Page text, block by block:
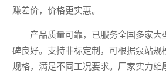
赚差价，价格更实惠。
产品质量可靠，已服务全国多家大
碑良好。支持非标定制，可根据泵站规
规格，满足不同工况要求。厂家实力雄